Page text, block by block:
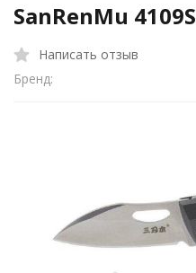
SanRenMu
Написать отзыв
Бренд: